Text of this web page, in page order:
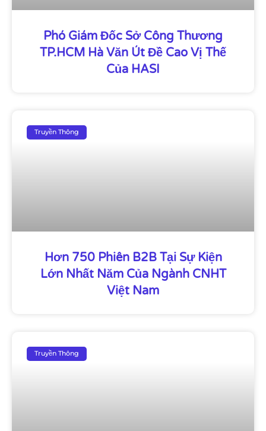
Phó Giám Đốc Sở Công Thương
TP.HCM Hà Văn Út Đề Cao Vị Thế
Của HASI
Truyền Thông
Hơn 750 Phiên B2B Tại Sự Kiện
Lớn Nhất Năm Của Ngành CNHT
Việt Nam
Truyền Thông